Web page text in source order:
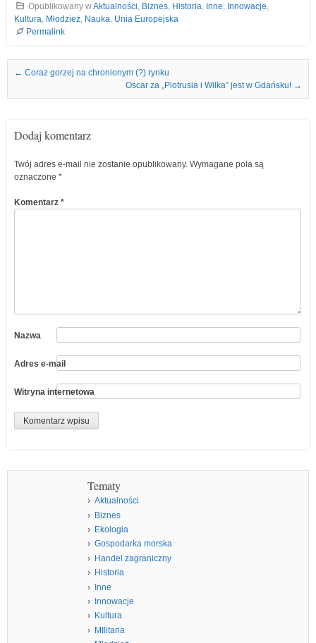
Opublikowany wAktualności, Biznes, Historia, Inne, Innowacje,
Kultura, Młodzież, Nauka, Unia Europejska
Permalink
Nawigacja we wpisach
← Coraz gorzej na chronionym (?) rynku
Oscar za „Piotrusia i Wilka” jest w Gdańsku! →
Dodaj komentarz
Twój adres e-mail nie zostanie opublikowany. Wymagane pola są
oznaczone *
Komentarz *
Nazwa
Adres e-mail
Witryna internetowa
Tematy
Aktualności
Biznes
Ekologia
Gospodarka morska
Handel zagraniczny
Historia
Inne
Innowacje
Kultura
MIlitaria